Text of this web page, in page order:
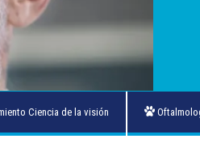
Ciencia de la visión